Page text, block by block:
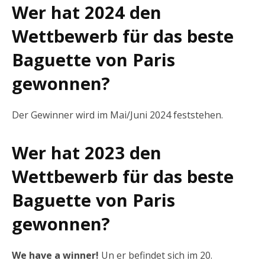
Wer hat 2024 den
Wettbewerb für das beste
Baguette von Paris
gewonnen?
Der Gewinner wird im Mai/Juni 2024 feststehen.
Wer hat 2023 den
Wettbewerb für das beste
Baguette von Paris
gewonnen?
We have a winner! Un er befindet sich im 20.